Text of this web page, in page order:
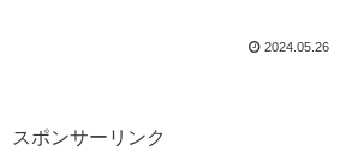
2024.05.26
スポンサーリンク